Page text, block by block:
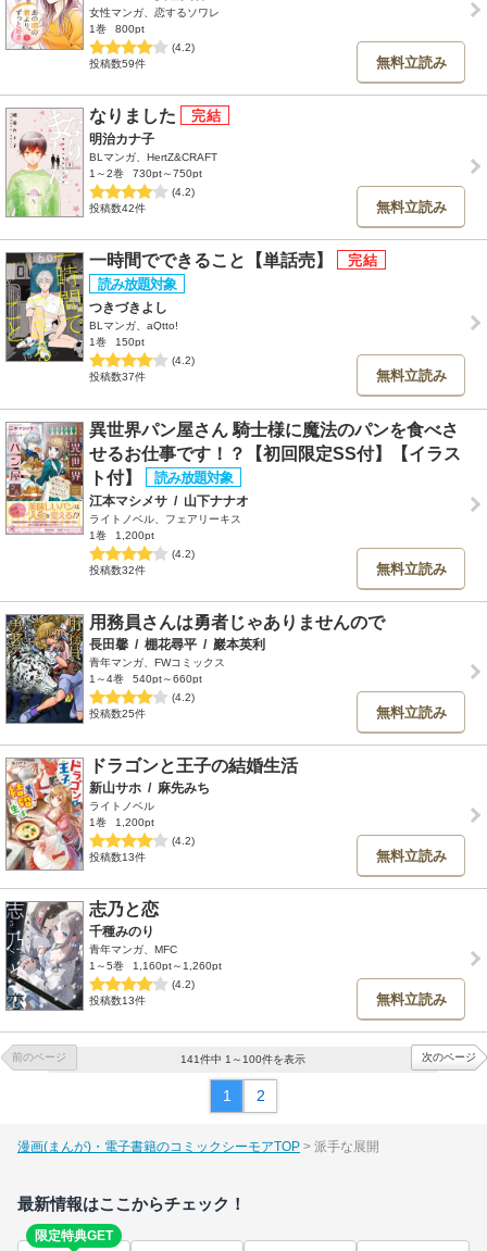
女性マンガ、恋するソワレ
1巻
800pt
(4.2)
投稿数59件
無料立読み
なりました
明治カナ子
BLマンガ、HertZ&CRAFT
1～2巻
730pt～750pt
(4.2)
投稿数42件
無料立読み
一時間でできること【単話売】
つきづきよし
BLマンガ、aQtto!
1巻
150pt
(4.2)
投稿数37件
無料立読み
異世界パン屋さん 騎士様に魔法のパンを食べさ
せるお仕事です！？【初回限定SS付】【イラス
ト付】
江本マシメサ / 山下ナナオ
ライトノベル、フェアリーキス
1巻
1,200pt
(4.2)
投稿数32件
無料立読み
用務員さんは勇者じゃありませんので
長田馨 / 棚花尋平 / 巖本英利
青年マンガ、FWコミックス
1～4巻
540pt～660pt
(4.2)
投稿数25件
無料立読み
ドラゴンと王子の結婚生活
新山サホ / 麻先みち
ライトノベル
1巻
1,200pt
(4.2)
投稿数13件
無料立読み
志乃と恋
千種みのり
青年マンガ、MFC
1～5巻
1,160pt～1,260pt
(4.2)
投稿数13件
無料立読み
前のページ 141件中 1～100件を表示 次のページ
1 2
漫画(まんが)・電子書籍のコミックシーモアTOP 派手な展開
最新情報はここからチェック！
限定特典GET